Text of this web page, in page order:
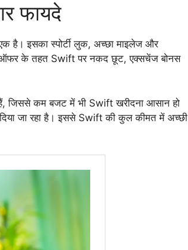
फायदे
है। इसका स्पोर्टी लुक, अच्छा माइलेज और
ऑफर के तहत Swift पर नकद छूट, एक्सचेंज बोनस
जिससे कम बजट में भी Swift खरीदना आसान हो
जा रहा है। इससे Swift की कुल कीमत में अच्छी